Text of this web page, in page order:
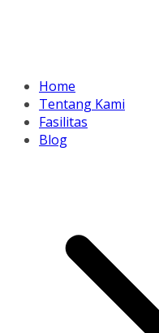
Home
Tentang Kami
Fasilitas
Blog